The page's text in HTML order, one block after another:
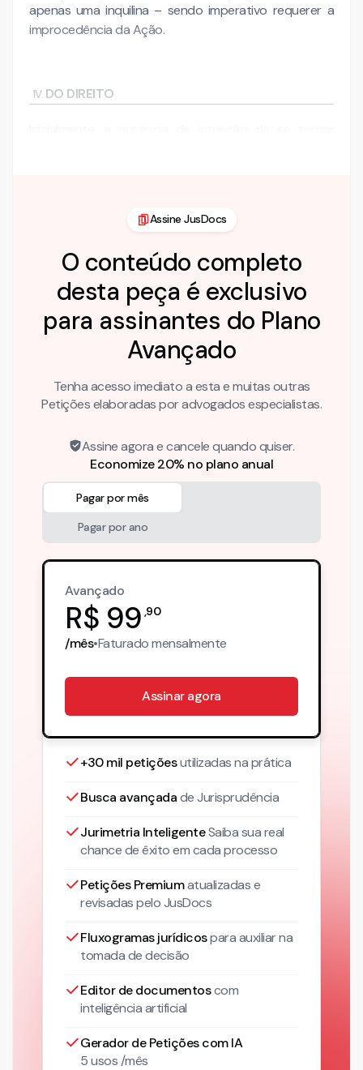
apenas uma inquilina – sendo imperativo requerer a
improcedência da Ação.
DO DIREITO
Assine JusDocs
O conteúdo completo
desta peça é exclusivo
para assinantes do Plano
Avançado
Tenha acesso imediato a esta e muitas outras
Petições elaboradas por advogados especialistas.
Assine agora e cancele quando quiser.
Economize 20% no plano anual
Pagar por mês
Pagar por ano
Avançado
R$ 99 ,90
/mês•Faturadomensalmente
Assinar agora
+30 mil petiçõesutilizadas na prática
Busca avançadade Jurisprudência
Jurimetria InteligenteSaiba sua real
chance de êxito em cada processo
Petições Premiumatualizadase
revisadas pelo JusDocs
Fluxogramas jurídicospara auxiliar na
tomada de decisão
Editor de documentoscom
inteligência artificial
Gerador de Petições com IA
5 usos /mês